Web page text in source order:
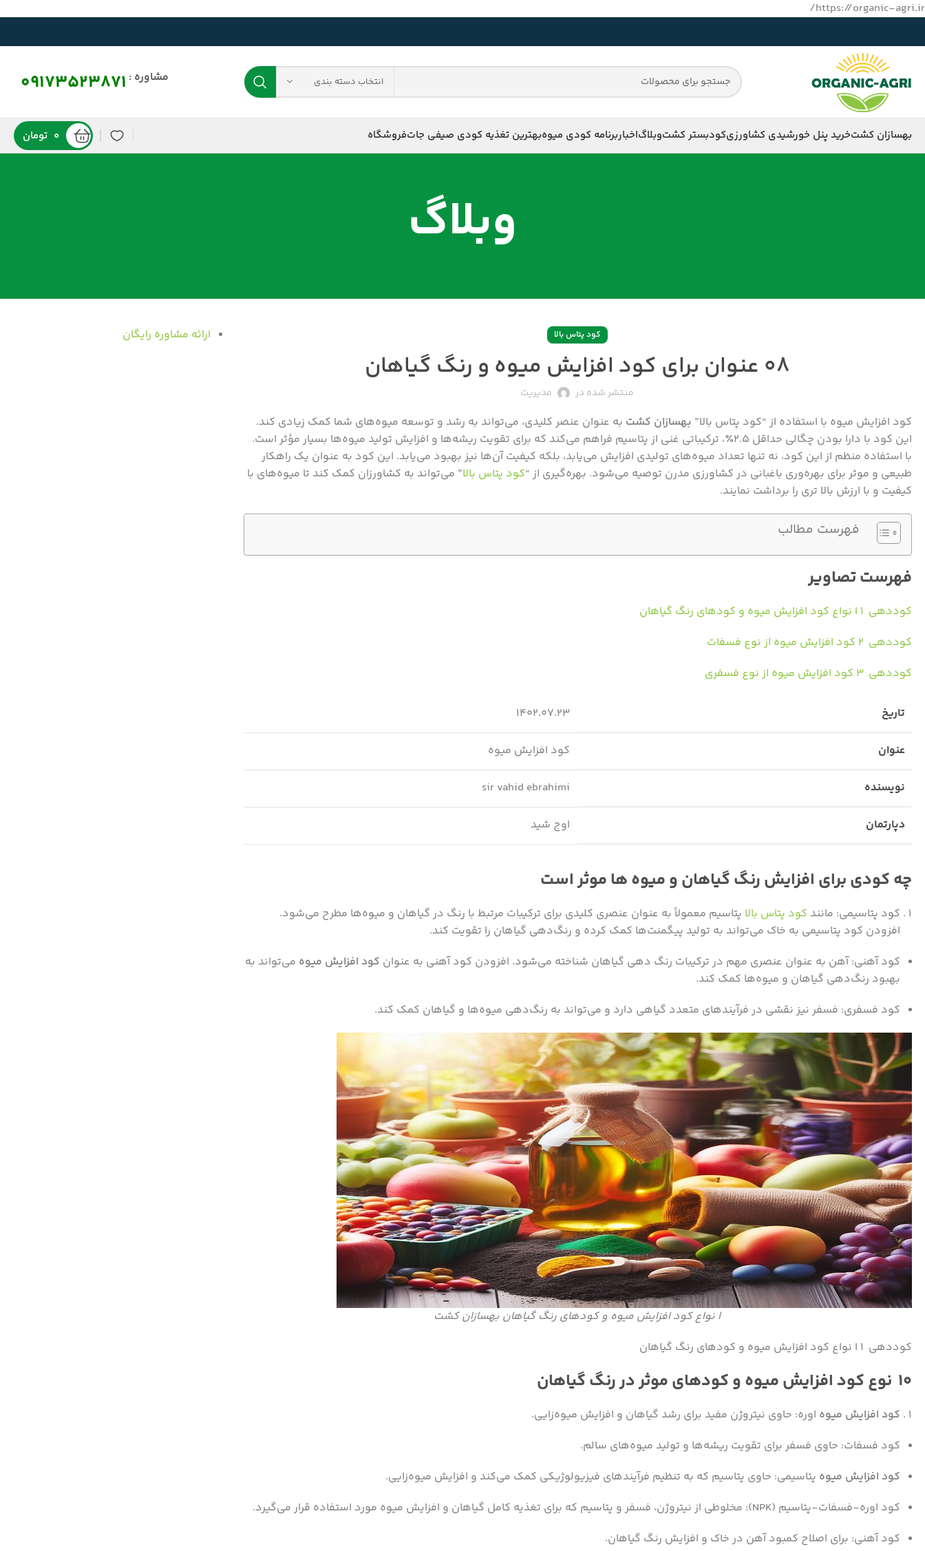
https://organic-agri.ir/
انتخاب دسته بندی مشاوره : 09173523871
بهسازان کشتخرید پنل خورشیدی کشاورزیکودبستر کشتوبلاگاخباربرنامه کودی میوهبهترین تغذیه کودی صیفی جاتفروشگاه 0 تومان
وبلاگ
کود پتاس بالا
۰۸ عنوان برای کود افزایش میوه و رنگ گیاهان
منتشر شده در مدیریت
کود افزایش میوه با استفاده از “کود پتاس بالا” بهسازان کشت به عنوان عنصر کلیدی، می‌تواند به رشد و توسعه میوه‌های شما کمک زیادی کند.
این کود با دارا بودن چگالی حداقل ۲.۵٪، ترکیباتی غنی از پتاسیم فراهم می‌کند که برای تقویت ریشه‌ها و افزایش تولید میوه‌ها بسیار مؤثر است.
با استفاده منظم از این کود، نه تنها تعداد میوه‌های تولیدی افزایش می‌یابد، بلکه کیفیت آن‌ها نیز بهبود می‌یابد. این کود به عنوان یک راهکار
طبیعی و موثر برای بهره‌وری باغبانی در کشاورزی مدرن توصیه می‌شود. بهره‌گیری از “کود پتاس بالا” می‌تواند به کشاورزان کمک کند تا میوه‌های با
کیفیت و با ارزش بالا تری را برداشت نمایند.
فهرست مطالب
فهرست تصاویر
کوددهی ۱ ا نواع کود افزایش میوه و کودهای رنگ گیاهان
کوددهی ۲ کود افزایش میوه از نوع فسفات
کوددهی ۳ کود افزایش میوه از نوع فسفری
تاریخ ۱۴۰۲.۰۷.۲۳
عنوان کود افزایش میوه
نویسنده sir vahid ebrahimi
دپارتمان اوج شید
چه کودی برای افزایش رنگ گیاهان و میوه ها موثر است
کود پتاسیمی: مانند کود پتاس بالا پتاسیم معمولاً به عنوان عنصری کلیدی برای ترکیبات مرتبط با رنگ در گیاهان و میوه‌ها مطرح می‌شود.
افزودن کود پتاسیمی به خاک می‌تواند به تولید پیگمنت‌ها کمک کرده و رنگ‌دهی گیاهان را تقویت کند.
کود آهنی: آهن به عنوان عنصری مهم در ترکیبات رنگ ‌دهی گیاهان شناخته می‌شود. افزودن کود آهنی به عنوان کود افزایش میوه می‌تواند به
بهبود رنگ‌دهی گیاهان و میوه‌ها کمک کند.
کود فسفری: فسفر نیز نقشی در فرآیندهای متعدد گیاهی دارد و می‌تواند به رنگ‌دهی میوه‌ها و گیاهان کمک کند.
ا نواع کود افزایش میوه و کودهای رنگ گیاهان بهسازان کشت
کوددهی ۱ ا نواع کود افزایش میوه و کودهای رنگ گیاهان
۱۰ نوع کود افزایش میوه و کودهای موثر در رنگ گیاهان
کود افزایش میوه اوره: حاوی نیتروژن مفید برای رشد گیاهان و افزایش میوه‌زایی.
کود فسفات: حاوی فسفر برای تقویت ریشه‌ها و تولید میوه‌های سالم.
کود افزایش میوه پتاسیمی: حاوی پتاسیم که به تنظیم فرآیندهای فیزیولوژیکی کمک می‌کند و افزایش میوه‌زایی.
کود اوره-فسفات-پتاسیم (NPK): مخلوطی از نیتروژن، فسفر و پتاسیم که برای تغذیه کامل گیاهان و افزایش میوه مورد استفاده قرار می‌گیرد.
کود آهنی: برای اصلاح کمبود آهن در خاک و افزایش رنگ گیاهان.
ارائه مشاوره رایگان